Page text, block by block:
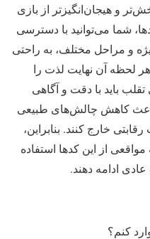
و هیجان‌انگیزتر از بازی
شما می‌توانید با دسترسی
و مراحل مختلف، به راحتی
لحظه آن نهایت لذت را
تقلب باید با دقت و آگاهی
کاهش چالش‌های طبیعی
خارج کنند. بنابراین،
از این کدها استفاده
ادامه دهند.
کنم؟